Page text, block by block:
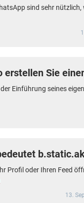
sind sehr nützlich,
erstellen Sie
Einführung seines
Profil oder Ihren Feed
13.